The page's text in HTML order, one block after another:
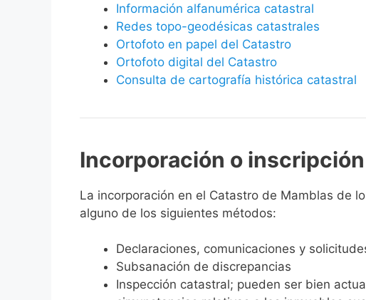
Información alfanumérica catastral
Redes topo-geodésicas catastrales
Ortofoto en papel del Catastro
Ortofoto digital del Catastro
Consulta de cartografía histórica catastral
Incorporación o
La incorporación en el Catastro de Mamblas de
alguno de los siguientes métodos:
Declaraciones, comunicaciones y
Subsanación de discrepancias
Inspección catastral; pueden ser bien